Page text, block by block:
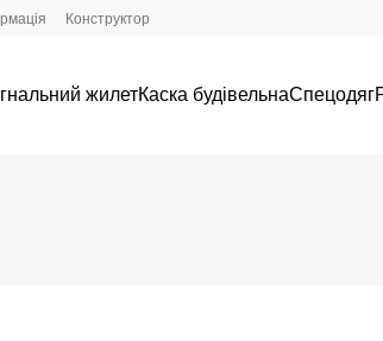
Конструктор
жилетКаска будівельнаСпецодяг